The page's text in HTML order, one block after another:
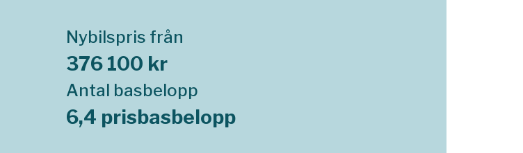
Nybilspris från
376 100 kr
Antal basbelopp
6,4 prisbasbelopp